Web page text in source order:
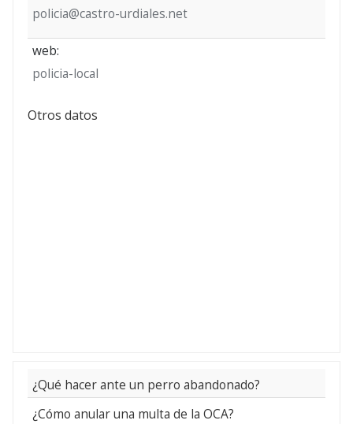
policia@castro-urdiales.net
web:
policia-local
Otros datos
¿Qué hacer ante un perro abandonado?
¿Cómo anular una multa de la OCA?